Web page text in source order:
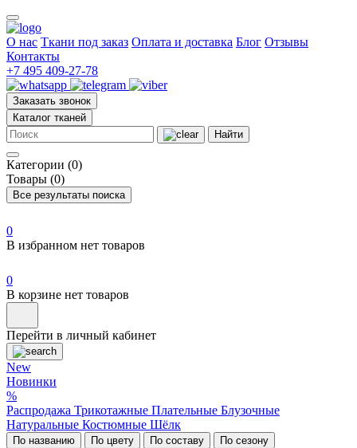
О нас Ткани под заказ Оплата и доставка Блог Отзывы
Контакты
+7 495 409-27-78
Заказать звонок
Каталог тканей
Найти
Категории (0)
Товары (0)
Все результаты поиска
0
В избранном нет товаров
0
В корзине нет товаров
Перейти в личный кабинет
New
Новинки
%
Распродажа Трикотажные Плательные Блузочные
Натуральные Костюмные Шёлк
По названию По цвету По составу По сезону